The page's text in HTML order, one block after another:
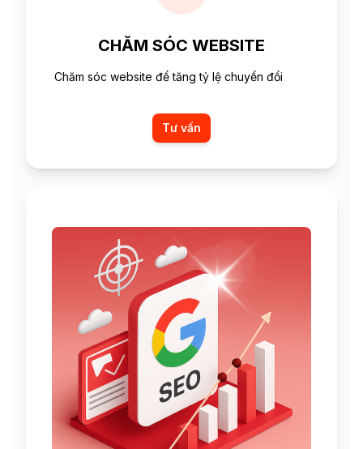
CHĂM SÓC WEBSITE
Chăm sóc website để tăng tỷ lệ chuyển đổi
Tư vấn